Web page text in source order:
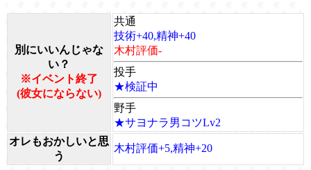
別にいいんじゃな
い？
※イベント終了
(彼女にならない)
共通
技術+40,精神+40
木村評価-
投手
★検証中
野手
★サヨナラ男コツLv2
オレもおかしいと思
う
木村評価+5,精神+20